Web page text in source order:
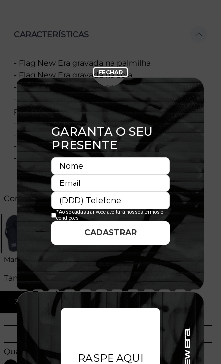
CARACTERÍSTICAS
- Flag New Era gravada na palmilha
- Flag New Era gravada na sola
- Tira com flag New Era em relevo
- Tira injetada em termoplástico composto
parcialmente com material regenerado
- Tira anatômica e confortável
- 100% EVA
- Licença Oficial
- Nacional
Cores:
Marinho
Tamanhos:
35
Tabela de Medidas
Quantidade: